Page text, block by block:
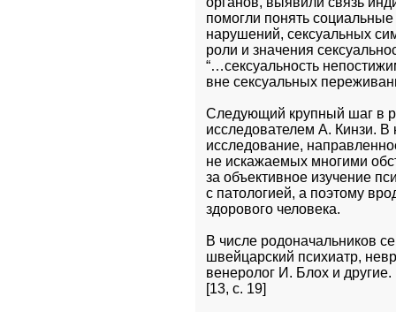
помогли понять
нарушений, сексуальных
роли и значения
“…сексуальность
вне сексуальных
Следующий крупный шаг в
исследователем А. Кинзи. В
исследование,
не искажаемых многими
за объективное изучение
с патологией, а поэтому
здорового человека.
В числе родоначальников
швейцарский психиатр,
венеролог И. Блох и
[13, с. 19]